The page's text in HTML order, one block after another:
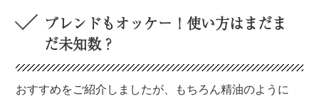
ブレンドもオッケー！使い方はまだま
だ未知数？
おすすめをご紹介しましたが、もちろん精油のように